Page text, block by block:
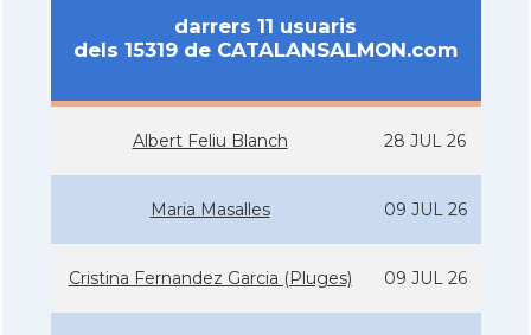
darrers 11 usuaris
dels 15319 de CATALANSALMON.com
Albert Feliu Blanch 28 JUL 26
Maria Masalles 09 JUL 26
Cristina Fernandez Garcia (Pluges) 09 JUL 26